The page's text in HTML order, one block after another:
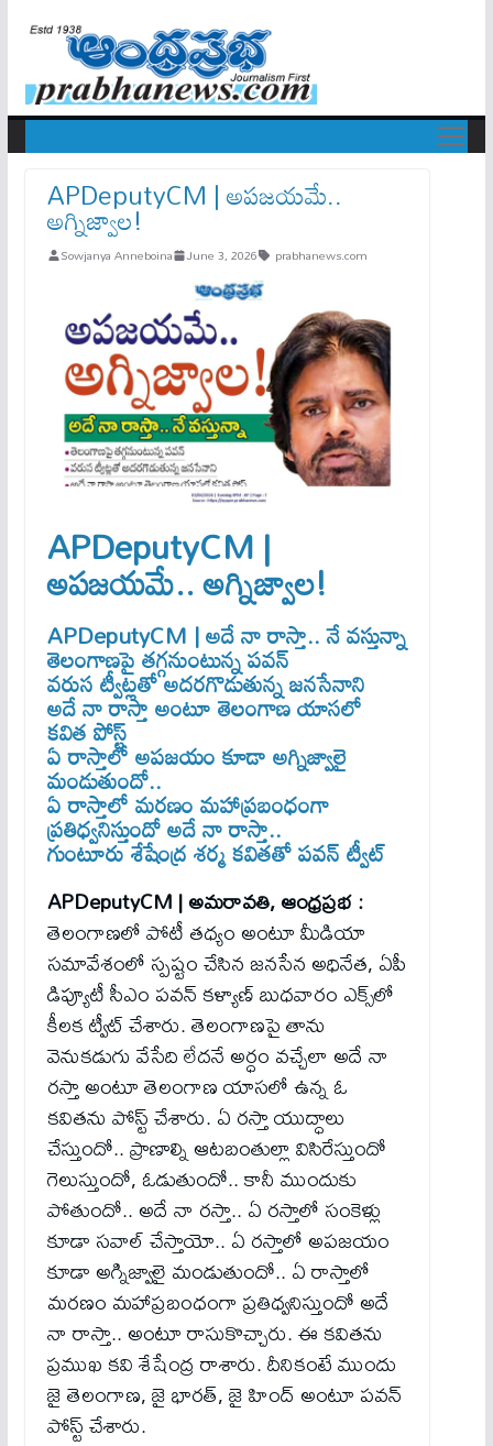
APDeputyCM | అప‌జ‌యమే..
అగ్నిజ్వాల‌!
Sowjanya Anneboina June 3, 2026 prabhanews.com
APDeputyCM |
అప‌జ‌యమే.. అగ్నిజ్వాల‌!
APDeputyCM | అదే నా రాస్తా.. నే వ‌స్తున్నా
తెలంగాణపై తగ్గనుంటున్న పవన్
వరుస ట్వీట్లతో అదరగొడుతున్న జనసేనాని
అదే నా రాస్తా అంటూ తెలంగాణ యాసలో
కవిత పోస్ట్
ఏ రాస్తాలో అపజయం కూడా అగ్నిజ్వాలై
మండుతుందో..
ఏ రాస్తాలో మరణం మహాప్రబంధంగా
ప్రతిధ్వనిస్తుందో అదే నా రాస్తా..
గుంటూరు శేషేంద్ర శర్మ కవితతో పవన్ ట్వీట్​
APDeputyCM | అమరావతి, ఆంధ్రప్రభ :
తెలంగాణలో పోటీ తధ్యం అంటూ మీడియా
సమావేశంలో స్పష్టం చేసిన జనసేన అధినేత, ఏపీ
డిప్యూటీ సీఎం పవన్ క‌ళ్యాణ్‌ బుధవారం ఎక్స్‌లో
కీలక ట్వీట్ చేశారు. తెలంగాణపై తాను
వెనుకడుగు వేసేది లేదనే అర్ధం వచ్చేలా అదే నా
రస్తా అంటూ తెలంగాణ యాసలో ఉన్న ఓ
కవితను పోస్ట్ చేశారు. ఏ రస్తా యుద్ధాలు
చేస్తుందో.. ప్రాణాల్ని ఆటబంతుల్లా విసిరేస్తుందో
గెలుస్తుందో, ఓడుతుందో.. కానీ ముందుకు
పోతుందో.. అదే నా రస్తా.. ఏ రస్తాలో సంకెళ్లు
కూడా సవాల్ చేస్తాయో.. ఏ రస్తాలో అపజయం
కూడా అగ్నిజ్వాలై మండుతుందో.. ఏ రాస్తాలో
మరణం మహాప్రబంధంగా ప్రతిధ్వనిస్తుందో అదే
నా రాస్తా.. అంటూ రాసుకొచ్చారు. ఈ కవితను
ప్రముఖ కవి శేషేంద్ర రాశారు. దీనికంటే ముందు
జై తెలంగాణ, జై భారత్, జై హింద్ అంటూ పవన్
పోస్ట్ చేశారు.